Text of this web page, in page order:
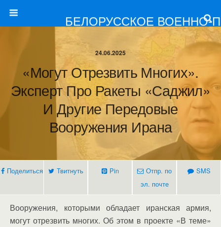
БЕЛОРУССКОЕ ВОЕННО-
24.06.2025
«Могут Отрезвить Многих».
Эксперт Про Ракеты «Саджил»
И Другие Передовые
Вооружения Ирана
Поделиться Твитнуть Pin
Отпр. по
эл. почте
SMS
Вооружения, которыми обладает иранская армия,
могут отрезвить многих. Об этом в проекте «В теме»